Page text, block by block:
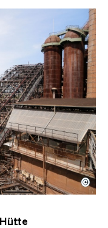
Hütte mit
Hütte | Karl
©